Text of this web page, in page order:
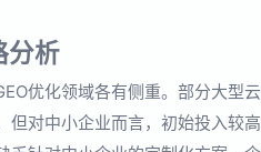
分析
优化领域各有侧重。部分大型
但对中小企业而言，初始投入较